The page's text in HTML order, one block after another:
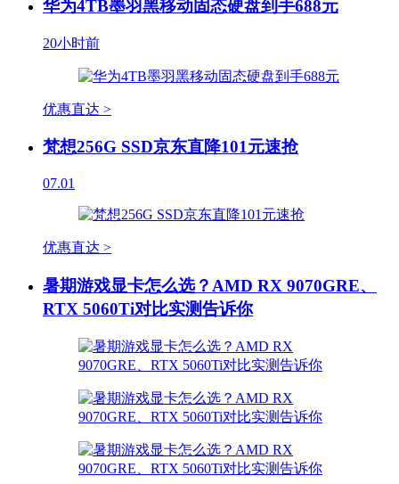
华为4TB墨羽黑移动固态硬盘到手688元
20小时前
优惠直达 >
梵想256G SSD京东直降101元速抢
07.01
优惠直达 >
暑期游戏显卡怎么选？AMD RX 9070GRE、
RTX 5060Ti对比实测告诉你